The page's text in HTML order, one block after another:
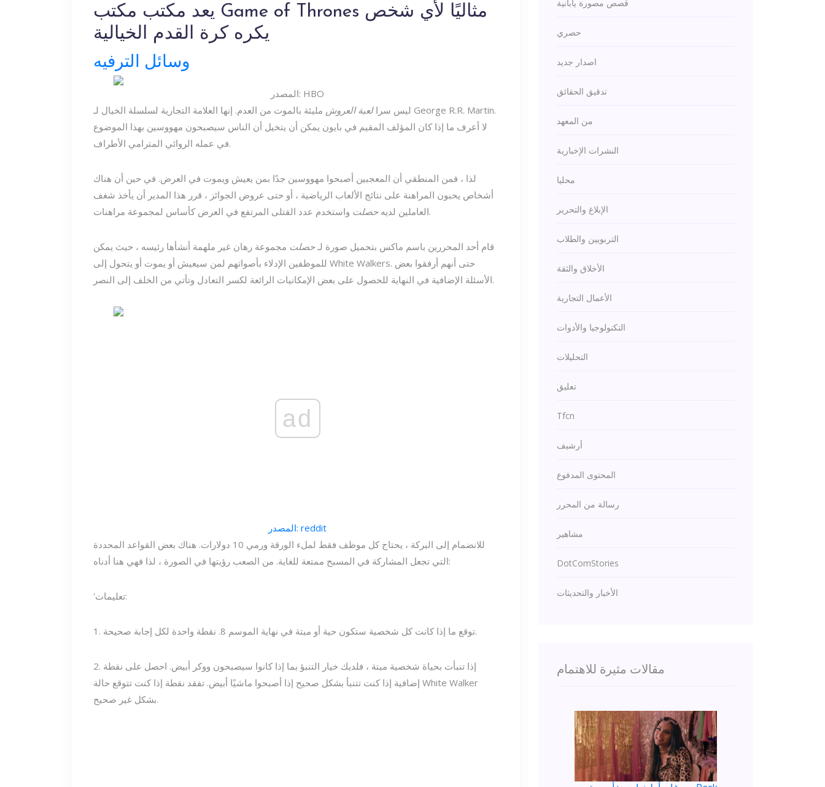
يعد مكتب مكتب Game of Thrones مثاليًا لأي شخص
يكره كرة القدم الخيالية
وسائل الترفيه
المصدر: HBO
ليس سرالعبة العروش مليئة بالموت من العدم. إنها العلامة التجارية لسلسلة الخيال لـ George R.R. Martin.
لا أعرف ما إذا كان المؤلف المقيم في بايون يمكن أن يتخيل أن الناس سيصبحون مهووسين بهذا الموضوع
في عمله الروائي المترامي الأطراف.
لذا ، فمن المنطقي أن المعجبين أصبحوا مهووسين جدًا بمن يعيش ويموت في العرض. في حين أن هناك
أشخاص يحبون المراهنة على نتائج الألعاب الرياضية ، أو حتى عروض الجوائز ، قرر هذا المدير أن يأخذ شغف
العاملين لديه حصلت واستخدم عدد القتلى المرتفع في العرض كأساس لمجموعة مراهنات.
قام أحد المحررين باسم ماكس بتحميل صورة لـ حصلت مجموعة رهان غير ملهمة أنشأها رئيسه ، حيث يمكن
للموظفين الإدلاء بأصواتهم لمن سيعيش أو يموت أو يتحول إلى White Walkers. حتى أنهم أرفقوا بعض
الأسئلة الإضافية في النهاية للحصول على بعض الإمكانيات الرائعة لكسر التعادل وتأتي من الخلف إلى النصر.
ad
المصدر: reddit
للانضمام إلى البركة ، يحتاج كل موظف فقط لملء الورقة ورمي 10 دولارات. هناك بعض القواعد المحددة
التي تجعل المشاركة في المسبح ممتعة للغاية. من الصعب رؤيتها في الصورة ، لذا فهي هنا أدناه:
'تعليمات:
1. توقع ما إذا كانت كل شخصية ستكون حية أو ميتة في نهاية الموسم 8. نقطة واحدة لكل إجابة صحيحة.
2. إذا تنبأت بحياة شخصية ميتة ، فلديك خيار التنبؤ بما إذا كانوا سيصبحون ووكر أبيض. احصل على نقطة
إضافية إذا كنت تتنبأ بشكل صحيح إذا أصبحوا ماشيًا أبيض. تفقد نقطة إذا كنت تتوقع حالة White Walker
بشكل غير صحيح.
قصص مصورة يابانية
حصري
اصدار جديد
تدقيق الحقائق
من المعهد
النشرات الإخبارية
محليا
الإبلاغ والتحرير
التربويين والطلاب
الأخلاق والثقة
الأعمال التجارية
التكنولوجيا والأدوات
التحليلات
تعليق
Tfcn
أرشيف
المحتوى المدفوع
رسالة من المحرر
مشاهير
DotComStories
الأخبار والتحديثات
مقالات مثيرة للاهتمام